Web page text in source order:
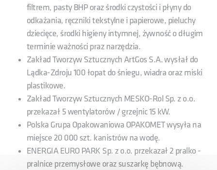
filtrem, pasty BHP oraz środki czystości i płyny do
odkażania, ręczniki tekstylne i papierowe, pieluchy
dziecięce, środki higieny intymnej, żywność o długim
terminie ważności praz narzędzia.
Zakład Tworzyw Sztucznych ArtGos S.A. wysłał do
Lądka-Zdroju 100 łopat do śniegu, wiadra oraz miski
plastikowe.
Zakład Tworzyw Sztucznych MESKO-Rol Sp. z o.o.
przekazał 5 wentylatorów / grzejnic 15 kW.
Polska Grupa Opakowaniowa OPAKOMET wysyła na
miejsce 20 000 szt. kanistrów na wodę.
ENERGIA EURO PARK Sp. z o.o. przekazał 2 pralko -
pralnice przemysłowe oraz suszarkę bębnową.